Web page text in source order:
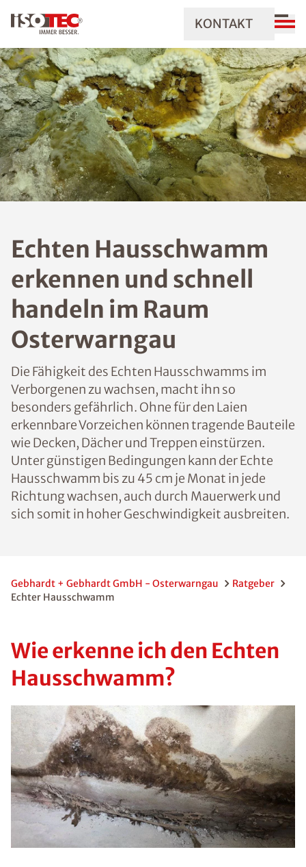
KONTAKT
Echten Hausschwamm
erkennen und schnell
handeln im Raum
Osterwarngau
Die Fähigkeit des Echten Hausschwamms im
Verborgenen zu wachsen, macht ihn so
besonders gefährlich. Ohne für den Laien
erkennbare Vorzeichen können tragende Bauteile
wie Decken, Dächer und Treppen einstürzen.
Unter günstigen Bedingungen kann der Echte
Hausschwamm bis zu 45 cm je Monat in jede
Richtung wachsen, auch durch Mauerwerk und
sich somit in hoher Geschwindigkeit ausbreiten.
Gebhardt + Gebhardt GmbH - Osterwarngau
Ratgeber
Echter Hausschwamm
Wie erkenne ich den Echten
Hausschwamm?